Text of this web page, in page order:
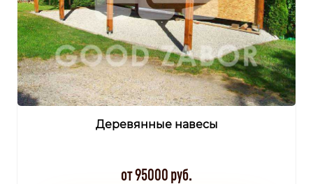
Деревянные навесы
от 95000 руб.